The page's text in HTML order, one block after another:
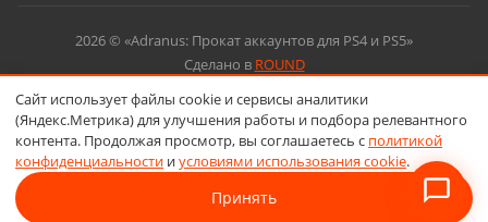
2026 © «Adranus: Прокат аккаунтов для PS4 и PS5»
Сделано в ROUND
Сайт использует файлы cookie и сервисы аналитики
(Яндекс.Метрика) для улучшения работы и подбора релевантного
контента. Продолжая просмотр, вы соглашаетесь с политикой
конфиденциальности иусловиями использования cookie.
Принять